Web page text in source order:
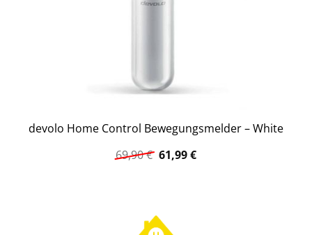
devolo Home Control Bewegungsmelder – White
69,90€ Ursprünglicher
Preis
61,99€Aktueller